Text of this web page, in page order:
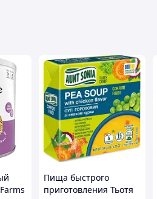
Пища быстрого
приготовления Тьотя